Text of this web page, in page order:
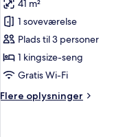
ikke-
ryger
byudsigt
af
Junior-
værelse
-
1
seng
41 m²
1 soveværelse
Plads til 3 personer
1 kingsize-seng
Gratis Wi-Fi
Flere oplysninger
Flere